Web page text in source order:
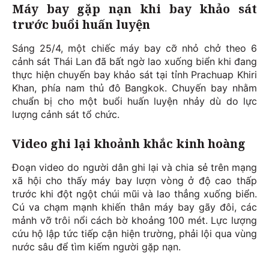
Máy bay gặp nạn khi bay khảo sát
trước buổi huấn luyện
Sáng 25/4, một chiếc máy bay cỡ nhỏ chở theo 6
cảnh sát Thái Lan đã bất ngờ lao xuống biển khi đang
thực hiện chuyến bay khảo sát tại tỉnh Prachuap Khiri
Khan, phía nam thủ đô Bangkok. Chuyến bay nhằm
chuẩn bị cho một buổi huấn luyện nhảy dù do lực
lượng cảnh sát tổ chức.
Video ghi lại khoảnh khắc kinh hoàng
Đoạn video do người dân ghi lại và chia sẻ trên mạng
xã hội cho thấy máy bay lượn vòng ở độ cao thấp
trước khi đột ngột chúi mũi và lao thẳng xuống biển.
Cú va chạm mạnh khiến thân máy bay gãy đôi, các
mảnh vỡ trôi nổi cách bờ khoảng 100 mét. Lực lượng
cứu hộ lập tức tiếp cận hiện trường, phải lội qua vùng
nước sâu để tìm kiếm người gặp nạn.